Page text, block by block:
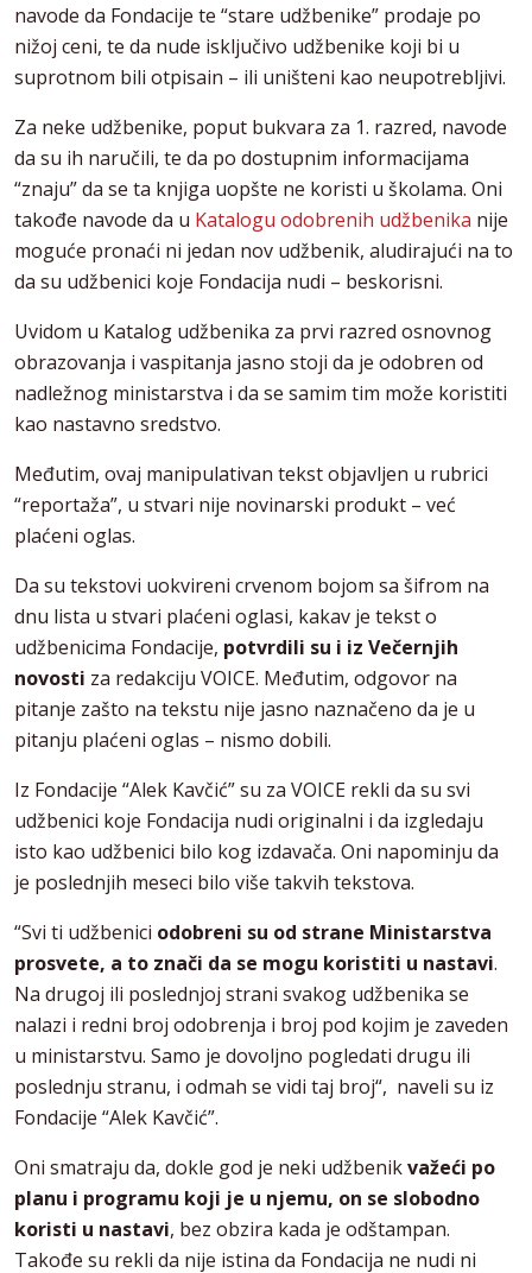
navode da Fondacije te “stare udžbenike” prodaje po
nižoj ceni, te da nude isključivo udžbenike koji bi u
suprotnom bili otpisain – ili uništeni kao neupotrebljivi.
Za neke udžbenike, poput bukvara za 1. razred, navode
da su ih naručili, te da po dostupnim informacijama
“znaju” da se ta knjiga uopšte ne koristi u školama. Oni
takođe navode da u Katalogu odobrenih udžbenika nije
moguće pronaći ni jedan nov udžbenik, aludirajući na to
da su udžbenici koje Fondacija nudi – beskorisni.
Uvidom u Katalog udžbenika za prvi razred osnovnog
obrazovanja i vaspitanja jasno stoji da je odobren od
nadležnog ministarstva i da se samim tim može koristiti
kao nastavno sredstvo.
Međutim, ovaj manipulativan tekst objavljen u rubrici
“reportaža”, u stvari nije novinarski produkt – već
plaćeni oglas.
Da su tekstovi uokvireni crvenom bojom sa šifrom na
dnu lista u stvari plaćeni oglasi, kakav je tekst o
udžbenicima Fondacije, potvrdili su i iz Večernjih
novosti za redakciju VOICE. Međutim, odgovor na
pitanje zašto na tekstu nije jasno naznačeno da je u
pitanju plaćeni oglas – nismo dobili.
Iz Fondacije “Alek Kavčić” su za VOICE rekli da su svi
udžbenici koje Fondacija nudi originalni i da izgledaju
isto kao udžbenici bilo kog izdavača. Oni napominju da
je poslednjih meseci bilo više takvih tekstova.
“Svi ti udžbenici odobreni su od strane Ministarstva
prosvete, a to znači da se mogu koristiti u nastavi.
Na drugoj ili poslednjoj strani svakog udžbenika se
nalazi i redni broj odobrenja i broj pod kojim je zaveden
u ministarstvu. Samo je dovoljno pogledati drugu ili
poslednju stranu, i odmah se vidi taj broj“, naveli su iz
Fondacije “Alek Kavčić”.
Oni smatraju da, dokle god je neki udžbenikvažeći po
planu i programu koji je u njemu, on se slobodno
koristi u nastavi, bez obzira kada je odštampan.
Takođe su rekli da nije istina da Fondacija ne nudi ni